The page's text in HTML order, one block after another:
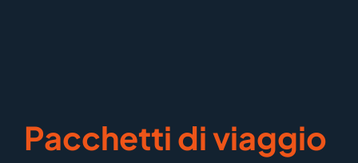
Pacchetti di viaggio